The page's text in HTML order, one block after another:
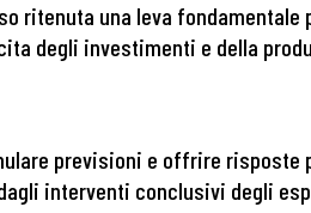
ritenuta una leva fondamentale
degli investimenti e della
previsioni e offrire risposte
interventi conclusivi degli